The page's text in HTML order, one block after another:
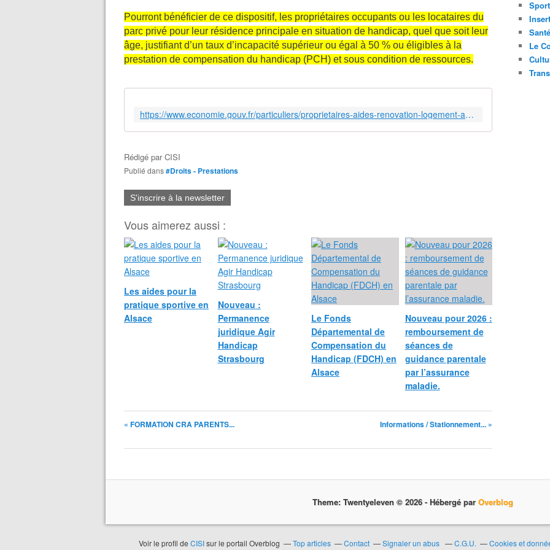
Pourront bénéficier de ce dispositif, les propriétaires occupants ou les locataires du
parc privé pour leur résidence principale en situation de handicap, quel que soit leur
âge, justifiant d’un taux d’incapacité supérieur ou égal à 50 % ou éligibles à la
prestation de compensation du handicap (PCH) et sous condition de ressources.
https://www.economie.gouv.fr/particuliers/proprietaires-aides-renovation-logement-anah
Rédigé parCISI
Publié dans#Droits - Prestations
S'inscrire à la newsletter
Vous aimerez aussi :
Les aides pour la
pratique sportive en
Alsace
Nouveau :
Permanence
juridique Agir
Handicap
Strasbourg
Le Fonds
Départemental de
Compensation du
Handicap (FDCH) en
Alsace
Nouveau pour 2026 :
remboursement de
séances de
guidance parentale
par l’assurance
maladie.
« FORMATION CRA PARENTS... Informations / Stationnement... »
Santé
Le
Theme: Twentyeleven © 2026 - Hébergé par Overblog
Voir le profil de CISIsur le portail Overblog Top articles Contact Signaler un abus C.G.U. Cookies et